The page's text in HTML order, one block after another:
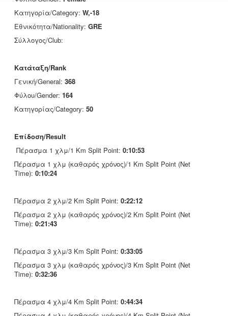
Κατηγορία/Category: W,-18
Εθνικότητα/Nationality: GRE
Σύλλογος/Club:
Κατάταξη/Rank
Γενική/General: 368
Φύλου/Gender: 164
Κατηγορίας/Category: 50
Επίδοση/Result
Πέρασμα 1 χλμ/1 Km Split Point: 0:10:53
Πέρασμα 1 χλμ (καθαρός χρόνος)/1 Km Split Point (Net
Time): 0:10:24
Πέρασμα 2 χλμ/2 Km Split Point: 0:22:12
Πέρασμα 2 χλμ (καθαρός χρόνος)/2 Km Split Point (Net
Time): 0:21:43
Πέρασμα 3 χλμ/3 Km Split Point: 0:33:05
Πέρασμα 3 χλμ (καθαρός χρόνος)/3 Km Split Point (Net
Time): 0:32:36
Πέρασμα 4 χλμ/4 Km Split Point: 0:44:34